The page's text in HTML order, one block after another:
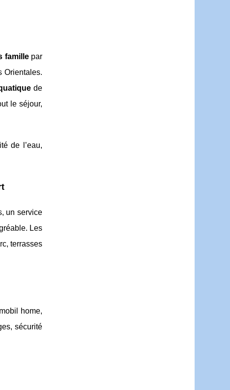
famillepar
Orientales.
de
le séjour,
de l’eau,
un service
Les
terrasses
home,
sécurité